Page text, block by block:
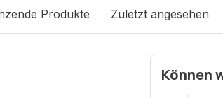
Produkte Zuletzt angesehen
Können